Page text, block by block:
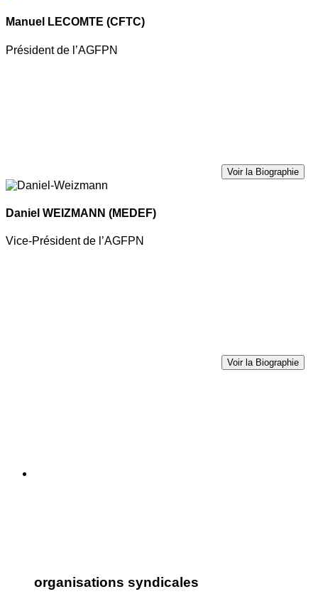
Manuel LECOMTE (CFTC)
Président de l’AGFPN
Voir la Biographie
Daniel WEIZMANN (MEDEF)
Vice-Président de l’AGFPN
Voir la Biographie
organisations syndicales